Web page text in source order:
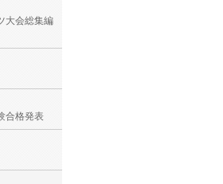
大会総集編
合格発表